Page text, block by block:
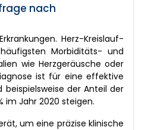
nach
Herz-Kreislauf-
Morbiditäts- und
wie Herzgeräusche oder
ist für eine effektive
beispielsweise der Anteil der
im Jahr 2020 steigen.
um eine präzise klinische